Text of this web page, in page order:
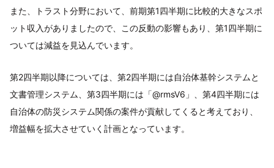
また、トラスト分野において、前期第1四半期に比較的大きなスポ
ット収入がありましたので、この反動の影響もあり、第1四半期に
ついては減益を見込んでいます。
第2四半期以降については、第2四半期には自治体基幹システムと
文書管理システム、第3四半期には「@rmsV6」、第4四半期には
自治体の防災システム関係の案件が貢献してくると考えており、
増益幅を拡大させていく計画となっています。